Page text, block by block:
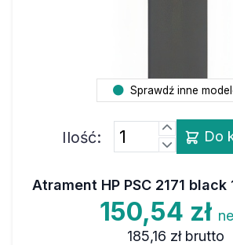
Sprawdź inne
Ilość: Do
Atrament HP PSC 2171
150,54 zł
185,16 zł brutto